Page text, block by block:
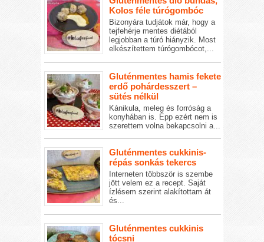
Kolos féle túrógombóc
Bizonyára tudjátok már, hogy a
tejfehérje mentes diétából
legjobban a túró hiányzik. Most
elkészítettem túrógombócot,...
Gluténmentes hamis fekete
erdő pohárdesszert –
sütés nélkül
Kánikula, meleg és forróság a
konyhában is. Épp ezért nem is
szerettem volna bekapcsolni a...
Gluténmentes cukkinis-
répás sonkás tekercs
Interneten többször is szembe
jött velem ez a recept. Saját
ízlésem szerint alakítottam át
és...
Gluténmentes cukkinis
tócsni